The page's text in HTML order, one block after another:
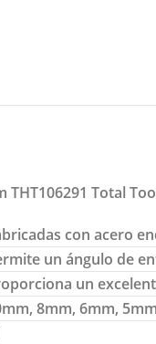
Total
con acero
un ángulo de
un
8mm, 6mm,